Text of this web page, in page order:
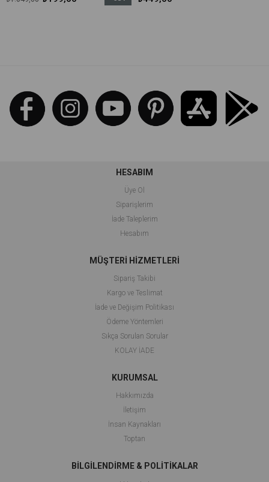
HESABIM
Üye Ol
Siparişlerim
İade Taleplerim
Hesabım
MÜŞTERİ HİZMETLERİ
Sipariş Takibi
Kargo ve Teslimat
İade ve Değişim Politikası
Ödeme Yöntemleri
Sıkça Sorulan Sorular
KOLAY İADE
KURUMSAL
Hakkımızda
İletişim
İnsan Kaynakları
Toptan
BİLGİLENDİRME & POLİTİKALAR